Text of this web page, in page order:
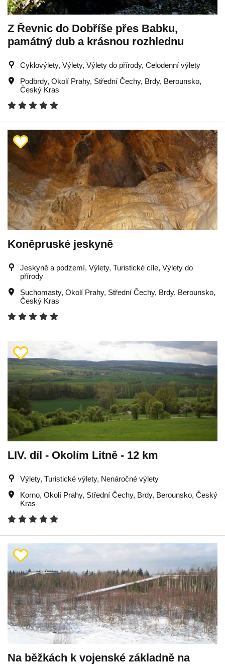
Z Řevnic do Dobříše přes Babku,
památný dub a krásnou rozhlednu
Cyklovýlety, Výlety, Výlety do přírody, Celodenní výlety
Podbrdy, Okolí Prahy, Střední Čechy, Brdy, Berounsko,
Český Kras
Koněpruské jeskyně
Jeskyně a podzemí, Výlety, Turistické cíle, Výlety do
přírody
Suchomasty, Okolí Prahy, Střední Čechy, Brdy, Berounsko,
Český Kras
LIV. díl - Okolím Litně - 12 km
Výlety, Turistické výlety, Nenáročné výlety
Korno, Okolí Prahy, Střední Čechy, Brdy, Berounsko, Český
Kras
Na běžkách k vojenské základně na